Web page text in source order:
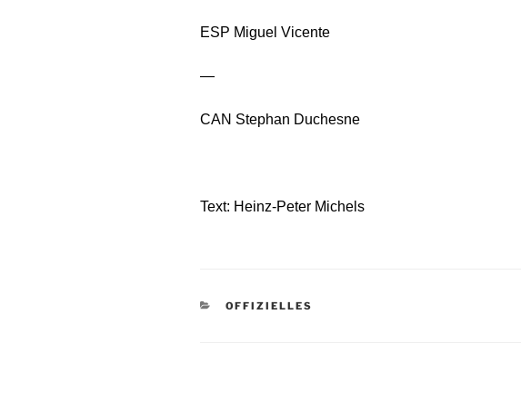
ESP Miguel Vicente
—
CAN Stephan Duchesne
Text: Heinz-Peter Michels
KATEGORIEN
OFFIZIELLES